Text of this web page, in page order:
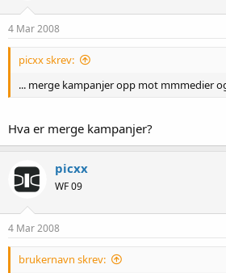
4 Mar 2008
picxx skrev:
... merge kampanjer opp mot mmmedier
Hva er merge kampanjer?
picxx
WF 09
4 Mar 2008
brukernavn skrev: